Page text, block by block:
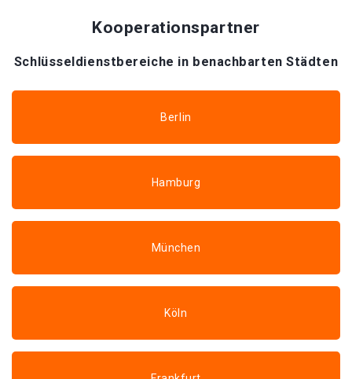
Kooperationspartner
Schlüsseldienstbereiche in benachbarten Städten
Berlin
Hamburg
München
Köln